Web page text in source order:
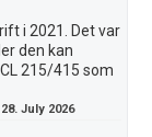
i 2021. Det var
den kan
215/415 som
28. July 2026